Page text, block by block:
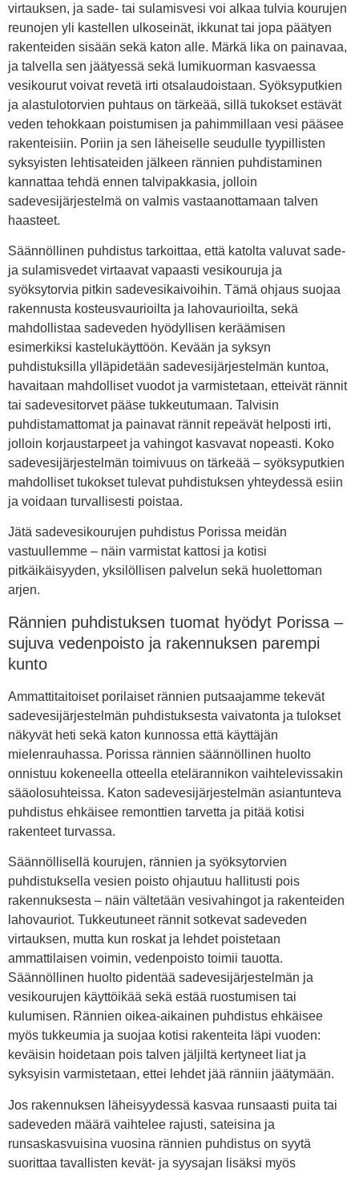
virtauksen, ja sade- tai sulamisvesi voi alkaa tulvia kourujen
reunojen yli kastellen ulkoseinät, ikkunat tai jopa päätyen
rakenteiden sisään sekä katon alle. Märkä lika on painavaa,
ja talvella sen jäätyessä sekä lumikuorman kasvaessa
vesikourut voivat revetä irti otsalaudoistaan. Syöksyputkien
ja alastulotorvien puhtaus on tärkeää, sillä tukokset estävät
veden tehokkaan poistumisen ja pahimmillaan vesi pääsee
rakenteisiin. Poriin ja sen läheiselle seudulle tyypillisten
syksyisten lehtisateiden jälkeen rännien puhdistaminen
kannattaa tehdä ennen talvipakkasia, jolloin
sadevesijärjestelmä on valmis vastaanottamaan talven
haasteet.
Säännöllinen puhdistus tarkoittaa, että katolta valuvat sade-
ja sulamisvedet virtaavat vapaasti vesikouruja ja
syöksytorvia pitkin sadevesikaivoihin. Tämä ohjaus suojaa
rakennusta kosteusvaurioilta ja lahovaurioilta, sekä
mahdollistaa sadeveden hyödyllisen keräämisen
esimerkiksi kastelukäyttöön. Kevään ja syksyn
puhdistuksilla ylläpidetään sadevesijärjestelmän kuntoa,
havaitaan mahdolliset vuodot ja varmistetaan, etteivät rännit
tai sadevesitorvet pääse tukkeutumaan. Talvisin
puhdistamattomat ja painavat rännit repeävät helposti irti,
jolloin korjaustarpeet ja vahingot kasvavat nopeasti. Koko
sadevesijärjestelmän toimivuus on tärkeää – syöksyputkien
mahdolliset tukokset tulevat puhdistuksen yhteydessä esiin
ja voidaan turvallisesti poistaa.
Jätä sadevesikourujen puhdistus Porissa meidän
vastuullemme – näin varmistat kattosi ja kotisi
pitkäikäisyyden, yksilöllisen palvelun sekä huolettoman
arjen.
Rännien puhdistuksen tuomat hyödyt Porissa –
sujuva vedenpoisto ja rakennuksen parempi
kunto
Ammattitaitoiset porilaiset rännien putsaajamme tekevät
sadevesijärjestelmän puhdistuksesta vaivatonta ja tulokset
näkyvät heti sekä katon kunnossa että käyttäjän
mielenrauhassa. Porissa rännien säännöllinen huolto
onnistuu kokeneella otteella etelärannikon vaihtelevissakin
sääolosuhteissa. Katon sadevesijärjestelmän asiantunteva
puhdistus ehkäisee remonttien tarvetta ja pitää kotisi
rakenteet turvassa.
Säännöllisellä kourujen, rännien ja syöksytorvien
puhdistuksella vesien poisto ohjautuu hallitusti pois
rakennuksesta – näin vältetään vesivahingot ja rakenteiden
lahovauriot. Tukkeutuneet rännit sotkevat sadeveden
virtauksen, mutta kun roskat ja lehdet poistetaan
ammattilaisen voimin, vedenpoisto toimii tauotta.
Säännöllinen huolto pidentää sadevesijärjestelmän ja
vesikourujen käyttöikää sekä estää ruostumisen tai
kulumisen. Rännien oikea-aikainen puhdistus ehkäisee
myös tukkeumia ja suojaa kotisi rakenteita läpi vuoden:
keväisin hoidetaan pois talven jäljiltä kertyneet liat ja
syksyisin varmistetaan, ettei lehdet jää ränniin jäätymään.
Jos rakennuksen läheisyydessä kasvaa runsaasti puita tai
sadeveden määrä vaihtelee rajusti, sateisina ja
runsaskasvuisina vuosina rännien puhdistus on syytä
suorittaa tavallisten kevät- ja syysajan lisäksi myös